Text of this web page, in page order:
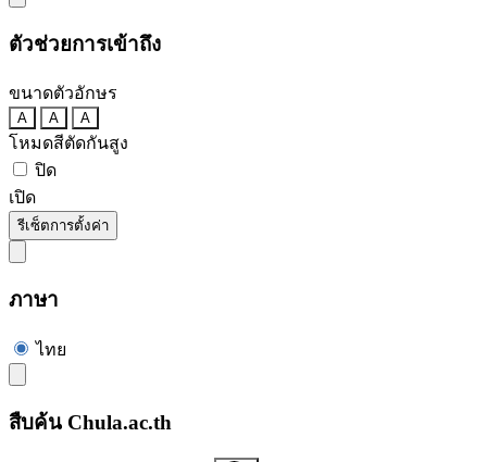
ตัวช่วยการเข้าถึง
ขนาดตัวอักษร
A A A
โหมดสีตัดกันสูง
ปิด
เปิด
รีเซ็ตการตั้งค่า
ภาษา
ไทย
สืบค้น Chula.ac.th